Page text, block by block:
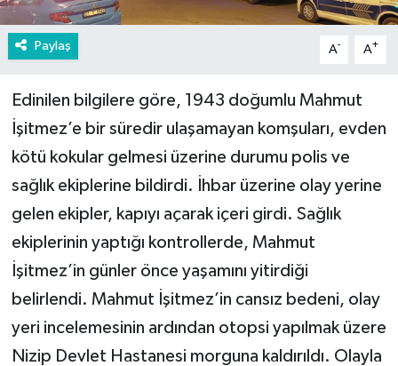
Paylaş A- A+
Edinilen bilgilere göre, 1943 doğumlu Mahmut
İşitmez’e bir süredir ulaşamayan komşuları, evden
kötü kokular gelmesi üzerine durumu polis ve
sağlık ekiplerine bildirdi. İhbar üzerine olay yerine
gelen ekipler, kapıyı açarak içeri girdi. Sağlık
ekiplerinin yaptığı kontrollerde, Mahmut
İşitmez’in günler önce yaşamını yitirdiği
belirlendi. Mahmut İşitmez’in cansız bedeni, olay
yeri incelemesinin ardından otopsi yapılmak üzere
Nizip Devlet Hastanesi morguna kaldırıldı. Olayla